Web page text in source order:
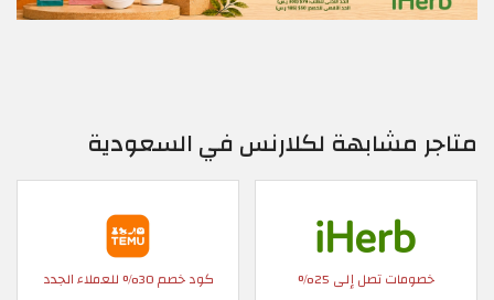
متاجر مشابهة لكلارنس في السعودية
خصومات تصل إلى 25% كود خصم 30% للعملاء الجدد